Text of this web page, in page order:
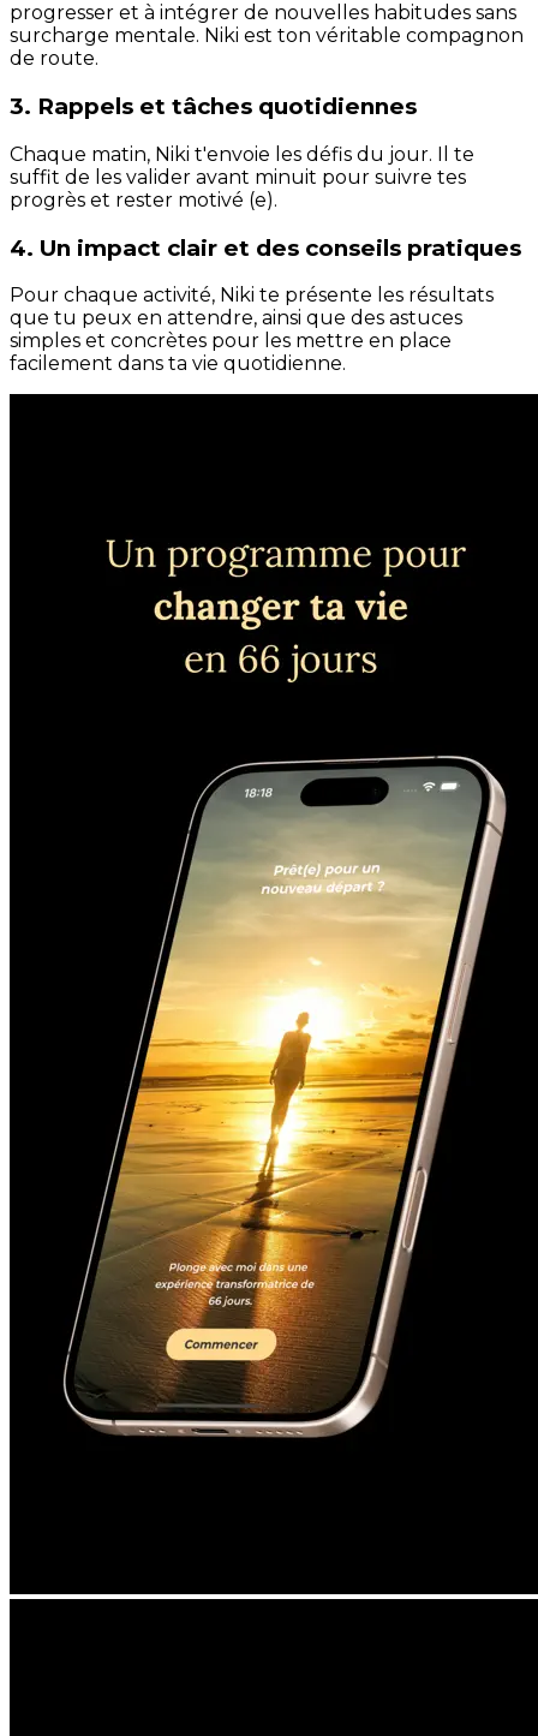
progresser et à intégrer de nouvelles habitudes sans
surcharge mentale. Niki est ton véritable compagnon
de route.
3. Rappels et tâches quotidiennes
Chaque matin, Niki t'envoie les défis du jour. Il te
suffit de les valider avant minuit pour suivre tes
progrès et rester motivé (e).
4. Un impact clair et des conseils pratiques
Pour chaque activité, Niki te présente les résultats
que tu peux en attendre, ainsi que des astuces
simples et concrètes pour les mettre en place
facilement dans ta vie quotidienne.